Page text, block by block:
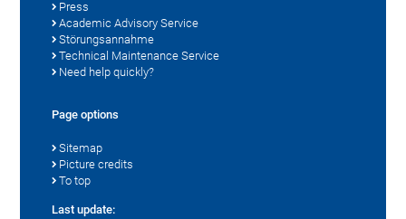
Press
Academic Advisory Service
Störungsannahme
Technical Maintenance Service
Need help quickly?
Page options
Sitemap
Picture credits
To top
Last update: